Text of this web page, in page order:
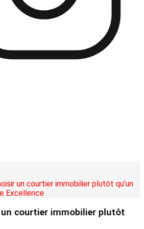
un courtier immobilier plutôt qu’un
Excellence
courtier immobilier plutôt